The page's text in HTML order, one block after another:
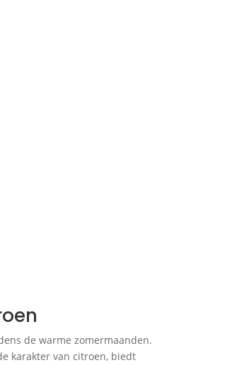
de warme zomermaanden.
karakter van citroen, biedt